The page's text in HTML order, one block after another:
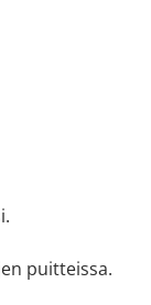
puitteissa.